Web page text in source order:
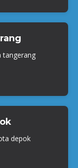
tangerang
depok